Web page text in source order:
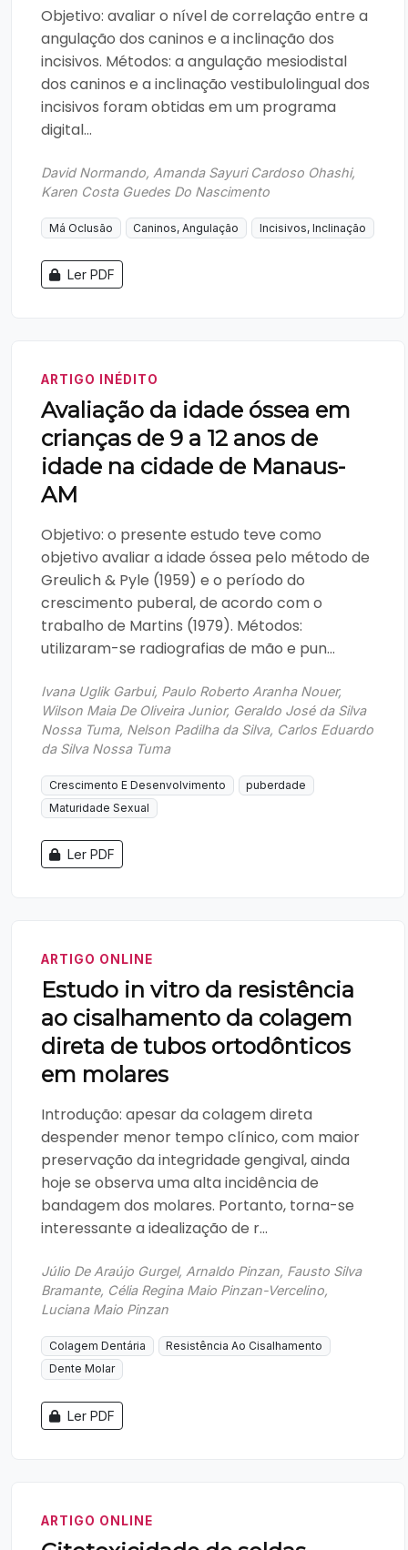
Objetivo: avaliar o nível de correlação entre a
angulação dos caninos e a inclinação dos
incisivos. Métodos: a angulação mesiodistal
dos caninos e a inclinação vestibulolingual dos
incisivos foram obtidas em um programa
digital...
David Normando, Amanda Sayuri Cardoso Ohashi,
Karen Costa Guedes Do Nascimento
Má Oclusão Caninos, Angulação Incisivos, Inclinação
Ler PDF
ARTIGO INÉDITO
Avaliação da idade óssea em
crianças de 9 a 12 anos de
idade na cidade de Manaus-
AM
Objetivo: o presente estudo teve como
objetivo avaliar a idade óssea pelo método de
Greulich & Pyle (1959) e o período do
crescimento puberal, de acordo com o
trabalho de Martins (1979). Métodos:
utilizaram-se radiografias de mão e pun...
Ivana Uglik Garbui, Paulo Roberto Aranha Nouer,
Wilson Maia De Oliveira Junior, Geraldo José da Silva
Nossa Tuma, Nelson Padilha da Silva, Carlos Eduardo
da Silva Nossa Tuma
Crescimento E Desenvolvimento
puberdade
Maturidade Sexual
Ler PDF
ARTIGO ONLINE
Estudo in vitro da resistência
ao cisalhamento da colagem
direta de tubos ortodônticos
em molares
Introdução: apesar da colagem direta
despender menor tempo clínico, com maior
preservação da integridade gengival, ainda
hoje se observa uma alta incidência de
bandagem dos molares. Portanto, torna-se
interessante a idealização de r...
Júlio De Araújo Gurgel, Arnaldo Pinzan, Fausto Silva
Bramante, Célia Regina Maio Pinzan-Vercelino,
Luciana Maio Pinzan
Colagem Dentária
Resistência Ao Cisalhamento
Dente Molar
Ler PDF
ARTIGO ONLINE